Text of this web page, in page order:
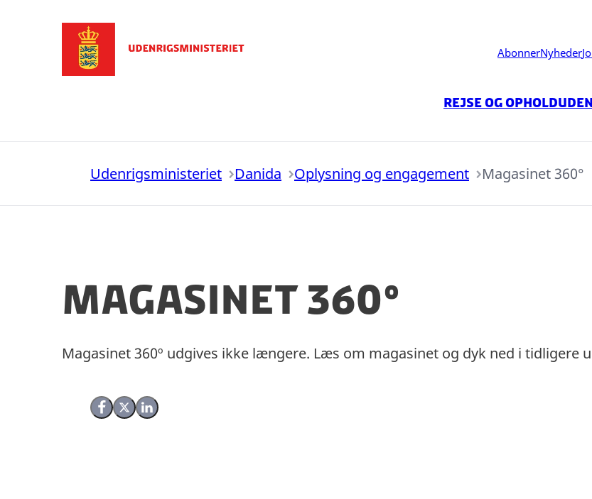
AbonnerNyheder
Rejse og ophold
Udenrigsministeriet Danida Oplysning og engagement Magasinet 360°
Magasinet 360°
Del på Facebook
Del på X (Twitter)
Del på LinkedIn
Magasinet 360º udgives ikke længere. Læs om magasinet og dyk ned i tidligere